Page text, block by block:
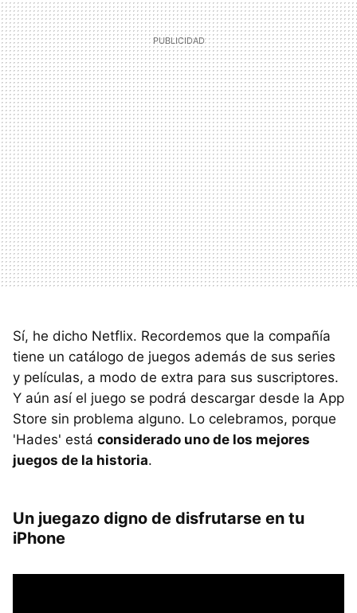
Sí, he dicho Netflix. Recordemos que la compañía
tiene un catálogo de juegos además de sus series
y películas, a modo de extra para sus suscriptores.
Y aún así el juego se podrá descargar desde la App
Store sin problema alguno. Lo celebramos, porque
'Hades' está considerado uno de los mejores
juegos de la historia.
Un juegazo digno de disfrutarse en tu
iPhone